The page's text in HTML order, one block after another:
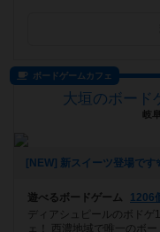
ボードゲームカフェ
大垣のボー
岐
[NEW] 新スイーツ登場です
遊べるボードゲーム
1206
ディアシュピールのボド
ェ！ 西濃地域で唯一のボ